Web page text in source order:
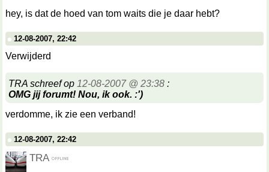
hey, is dat de hoed van tom waits die je daar hebt?
12-08-2007, 22:42
Verwijderd
TRA schreef op 12-08-2007 @ 23:38 :
OMG jij forumt! Nou, ik ook. :')
verdomme, ik zie een verband!
12-08-2007, 22:42
TRA